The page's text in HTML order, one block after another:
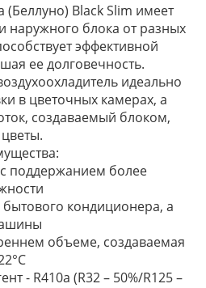
(Беллуно) Black Slim имеет
наружного блока от разных
эффективной
ее долговечность.
идеально
в цветочных камерах, а
создаваемый блоком,
поддержанием более
кондиционера, а
объеме, создаваемая
- R410a (R32 – 50%/R125 –